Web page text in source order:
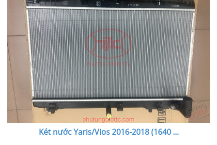
Két nước Yaris/Vios 2016-2018 (1640...